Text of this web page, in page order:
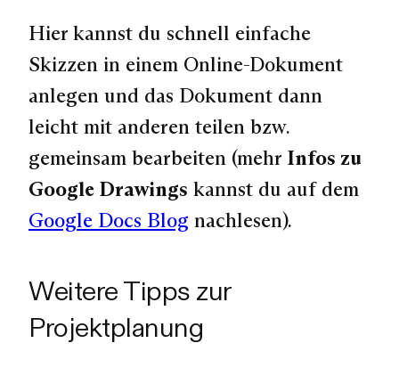
Hier kannst du schnell einfache
Skizzen in einem Online-Dokument
anlegen und das Dokument dann
leicht mit anderen teilen bzw.
gemeinsam bearbeiten (mehr Infos zu
Google Drawings kannst du auf dem
Google Docs Blog nachlesen).
Weitere Tipps zur
Projektplanung